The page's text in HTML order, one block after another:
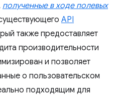
полученные в ходе полевых
API
также предоставляет
производительности
и позволяет
о пользовательском
подходящим для